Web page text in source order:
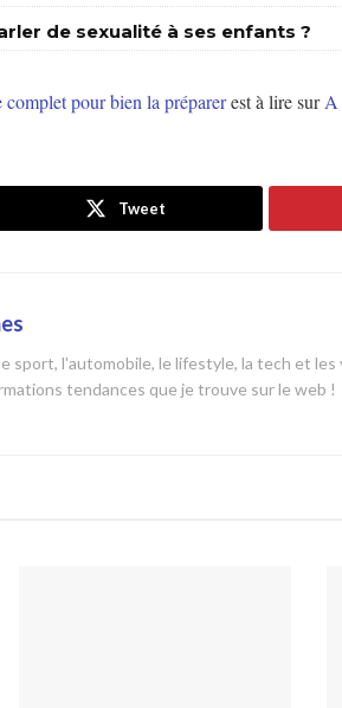
de sexualité à ses enfants ?
pour bien la préparerest à lire surA
Tweet
sport, l'automobile, le lifestyle, la tech et les
tendances que je trouve sur le web !